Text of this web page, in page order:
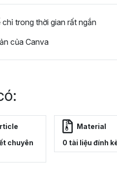
trong thời gian rất ngắn
của Canva
chuyên
Material
0 tài liệu đính